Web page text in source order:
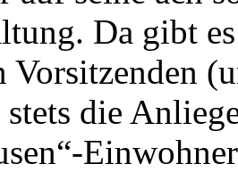
Da gibt
Vorsitzenden
stets die